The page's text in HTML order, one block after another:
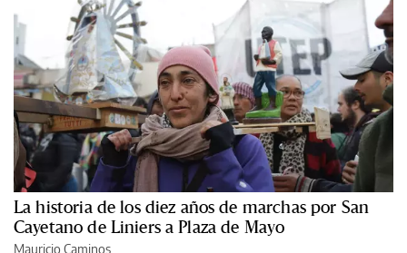
La historia de los diez años de marchas por San
Cayetano de Liniers a Plaza de Mayo
Mauricio Caminos